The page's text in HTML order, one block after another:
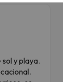
y playa.